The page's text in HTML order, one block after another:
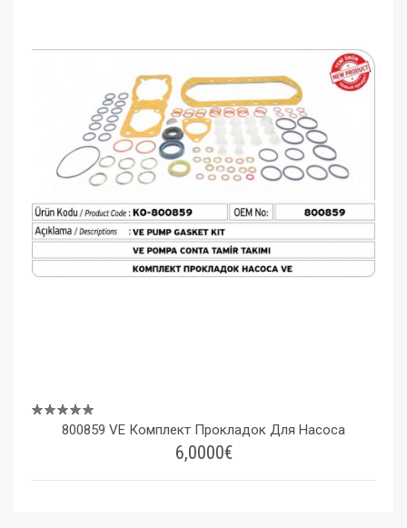
800859 VE Комплект Прокладок Для Насоса
6,0000€